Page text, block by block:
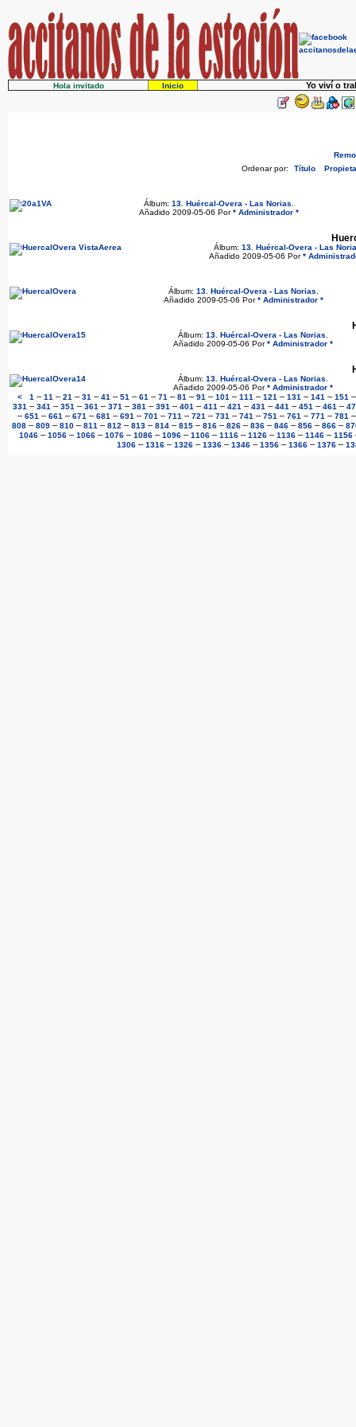
Hola invitado Inicio Yo viví o
Ordenar por:
Título
Álbum: 13. Huércal-Overa - Las Norias
Añadido 2009-05-06 Por* Administrador *
Álbum: 13. Huércal-Overa - Las
Añadido 2009-05-06 Por*
Álbum: 13. Huércal-Overa - Las Norias
Añadido 2009-05-06 Por* Administrador *
Álbum: 13. Huércal-Overa - Las Norias
Añadido 2009-05-06 Por* Administrador *
Álbum: 13. Huércal-Overa - Las Norias
Añadido 2009-05-06 Por* Administrador *
<
1 – 11 – 21 – 31 – 41 – 51 – 61 – 71 – 81 – 91 – 101 – 111 – 121 – 131 – 141 – 151
331 – 341 – 351 – 361 – 371 – 381 – 391 – 401 – 411 – 421 – 431 – 441 – 451 – 461 –
– 651 – 661 – 671 – 681 – 691 – 701 – 711 – 721 – 731 – 741 – 751 – 761 – 771 – 781
808– 809– 810– 811 – 812 – 813– 814– 815– 816– 826– 836– 846– 856– 866–
1046– 1056– 1066– 1076– 1086– 1096– 1106– 1116– 1126– 1136– 1146– 1156
1306– 1316– 1326– 1336– 1346– 1356– 1366– 1376–